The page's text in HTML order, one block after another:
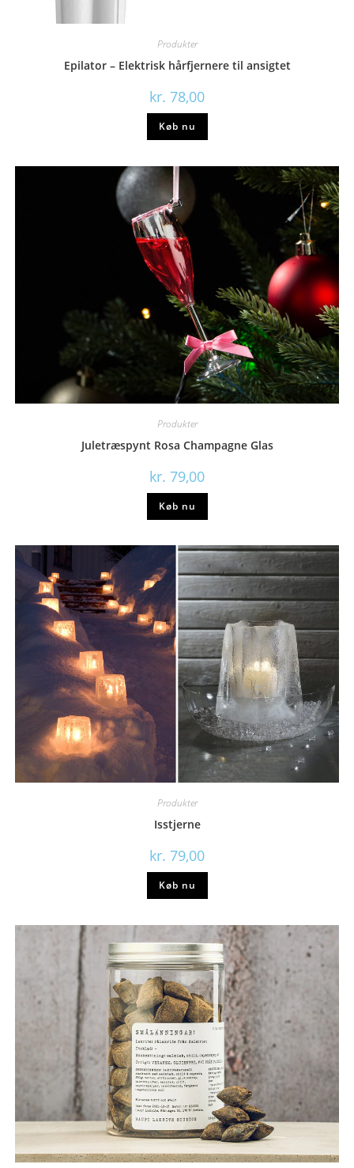
Produkter
Epilator – Elektrisk hårfjernere til ansigtet
kr. 78,00
Køb nu
Produkter
Juletræspynt Rosa Champagne Glas
kr. 79,00
Køb nu
Produkter
Isstjerne
kr. 79,00
Køb nu